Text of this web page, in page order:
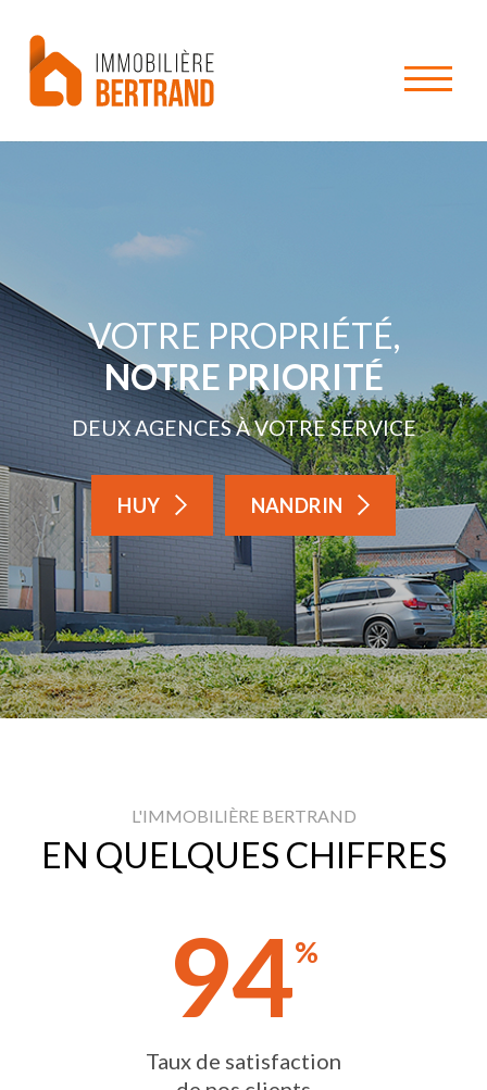
VOTRE PROPRIÉTÉ,
NOTRE PRIORITÉ
DEUX AGENCES À VOTRE SERVICE
HUY NANDRIN
L'IMMOBILIÈRE BERTRAND
EN QUELQUES CHIFFRES
94%
Taux de satisfaction